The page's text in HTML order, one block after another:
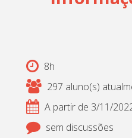
8h
297 aluno(s)
A partir de 3/11/
sem discussões